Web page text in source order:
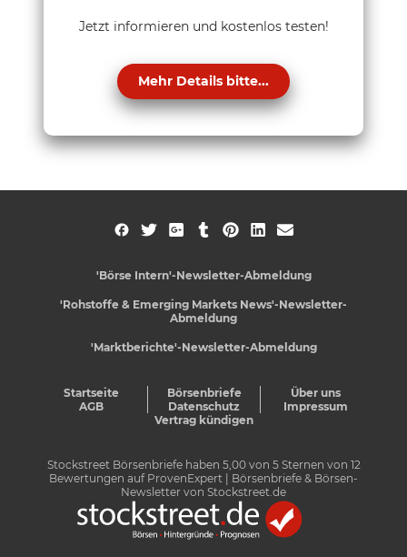
Jetzt informieren und kostenlos testen!
Mehr Details bitte...
'Börse Intern'-Newsletter-Abmeldung
'Rohstoffe & Emerging Markets News'-Newsletter-
Abmeldung
'Marktberichte'-Newsletter-Abmeldung
Startseite Börsenbriefe
Über uns
AGB
Datenschutz
Impressum
Vertrag kündigen
Stockstreet Börsenbriefe haben 5,00von 5Sternen von 12
Bewertungen auf ProvenExpert
| Börsenbriefe & Börsen-
Newsletter von Stockstreet.de